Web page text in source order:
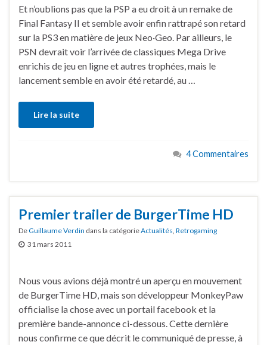
Et n’oublions pas que la PSP a eu droit à un remake de
Final Fantasy II et semble avoir enfin rattrapé son retard
sur la PS3 en matière de jeux Neo·Geo. Par ailleurs, le
PSN devrait voir l’arrivée de classiques Mega Drive
enrichis de jeu en ligne et autres trophées, mais le
lancement semble en avoir été retardé, au …
Lire la suite
4 Commentaires
Premier trailer de BurgerTime HD
DeGuillaume Verdin dans la catégorieActualités Retrogaming
31 mars 2011
Nous vous avions déjà montré un aperçu en mouvement
de BurgerTime HD, mais son développeur MonkeyPaw
officialise la chose avec un portail facebook et la
première bande-annonce ci-dessous. Cette dernière
nous confirme ce que décrit le communiqué de presse, à